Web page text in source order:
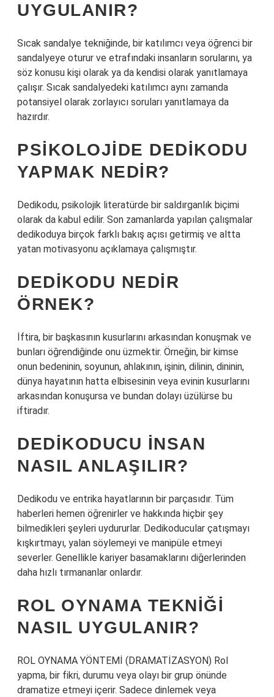
UYGULANIR?
Sıcak sandalye tekniğinde, bir katılımcı veya öğrenci bir
sandalyeye oturur ve etrafındaki insanların sorularını, ya
söz konusu kişi olarak ya da kendisi olarak yanıtlamaya
çalışır. Sıcak sandalyedeki katılımcı aynı zamanda
potansiyel olarak zorlayıcı soruları yanıtlamaya da
hazırdır.
PSIKOLOJIDE DEDIKODU
YAPMAK NEDIR?
Dedikodu, psikolojik literatürde bir saldırganlık biçimi
olarak da kabul edilir. Son zamanlarda yapılan çalışmalar
dedikoduya birçok farklı bakış açısı getirmiş ve altta
yatan motivasyonu açıklamaya çalışmıştır.
DEDIKODU NEDIR
ÖRNEK?
İftira, bir başkasının kusurlarını arkasından konuşmak ve
bunları öğrendiğinde onu üzmektir. Örneğin, bir kimse
onun bedeninin, soyunun, ahlakının, işinin, dilinin, dininin,
dünya hayatının hatta elbisesinin veya evinin kusurlarını
arkasından konuşursa ve bundan dolayı üzülürse bu
iftiradır.
DEDIKODUCU INSAN
NASIL ANLAŞILIR?
Dedikodu ve entrika hayatlarının bir parçasıdır. Tüm
haberleri hemen öğrenirler ve hakkında hiçbir şey
bilmedikleri şeyleri uydururlar. Dedikoducular çatışmayı
kışkırtmayı, yalan söylemeyi ve manipüle etmeyi
severler. Genellikle kariyer basamaklarını diğerlerinden
daha hızlı tırmananlar onlardır.
ROL OYNAMA TEKNIĞI
NASIL UYGULANIR?
ROL OYNAMA YÖNTEMİ (DRAMATİZASYON) Rol
yapma, bir fikri, durumu veya olayı bir grup önünde
dramatize etmeyi içerir. Sadece dinlemek veya